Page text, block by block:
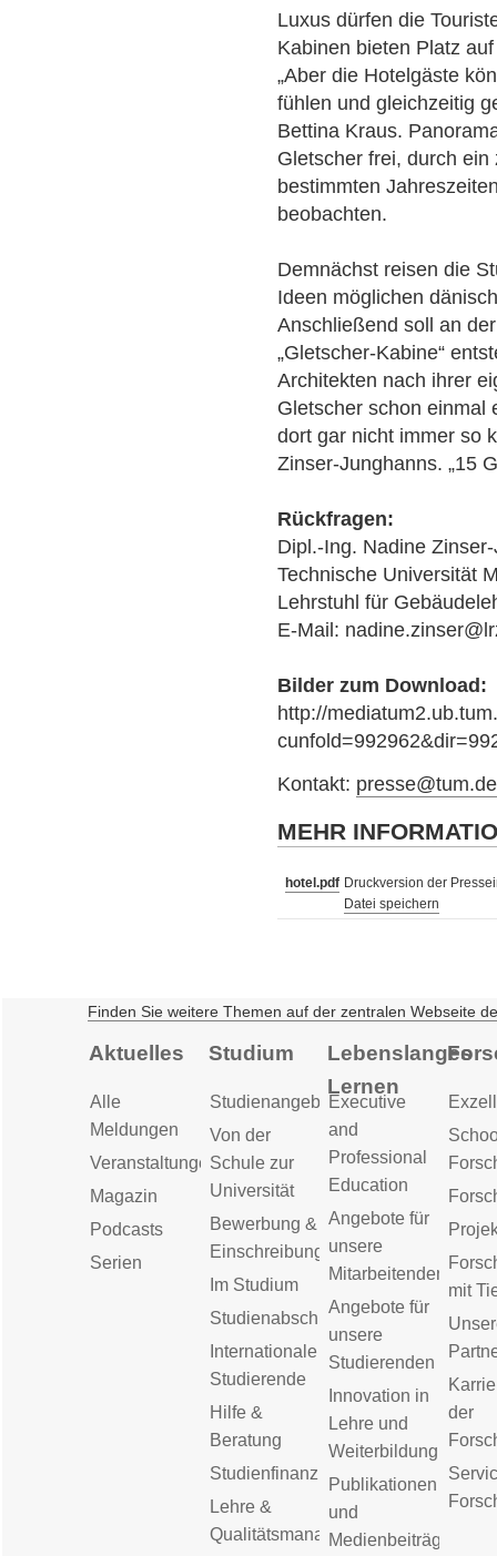
Luxus dürfen die
Kabinen bieten Platz
„Aber die Hotelgäste
fühlen und gleichzeitig
Bettina Kraus.
Gletscher frei, durch
bestimmten
beobachten.
Demnächst reisen die
Ideen möglichen
Anschließend soll an
„Gletscher-Kabine“
Architekten nach ihrer
Gletscher schon einmal
dort gar nicht immer so
Zinser-Junghanns. „15
Rückfragen:
Dipl.-Ing. Nadine
Technische Universität
Lehrstuhl für
E-Mail:
Bilder zum Download:
http://
Kontakt: presse@tum.de
MEHR
hotel.pdf Druckversion der
Datei speichern
Finden Sie weitere Themen auf der zentralen Webseite
Aktuelles
Alle
Meldungen
Veranstaltungen
Magazin
Podcasts
Serien
Studium
Studienangebot
Von der
Schule zur
Universität
Bewerbung &
Einschreibung
Im Studium
Studienabschluss
Internationale
Studierende
Hilfe &
Beratung
Studienfinanzierung
Lehre &
Qualitätsmanagement
Lebenslanges
Lernen
Executive
and
Professional
Education
Angebote für
unsere
Mitarbeitenden
Angebote für
unsere
Studierenden
Innovation in
Lehre und
Weiterbildung
Publikationen
und
Medienbeiträge
mit
der